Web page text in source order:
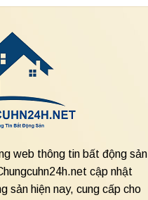
web thông tin bất động sản
cập nhật
sản hiện nay, cung cấp cho